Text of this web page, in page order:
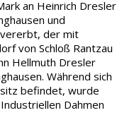
an Heinrich Dresler
und
vererbt, der mit
von Schloß Rantzau
Hellmuth Dresler
Während sich
befindet, wurde
Dahmen